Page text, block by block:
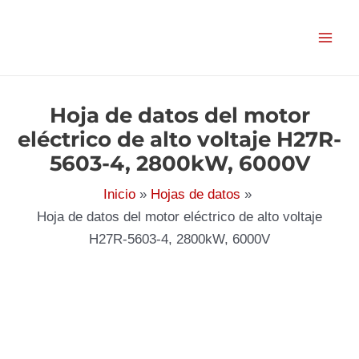
Hoja de datos del motor
eléctrico de alto voltaje H27R-
5603-4, 2800kW, 6000V
Inicio
Hojas de datos
Hoja de datos del motor eléctrico de alto voltaje
H27R-5603-4, 2800kW, 6000V